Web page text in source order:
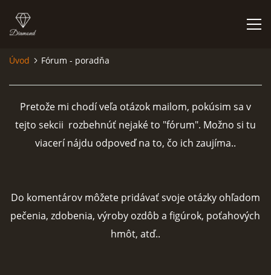
NIEČO O MNE A MOJEJ ZÁĽUBE
FÓRUM - PORADŇA
NAJČASTEJŠIE OTÁZKY
Úvod Fórum - poradňa
Pretože mi chodí veľa otázok mailom, pokúsim sa v
tejto sekcii rozbehnúť nejaké to "fórum". Možno si tu
viacerí nájdu odpoveď na to, čo ich zaujíma..
Do komentárov môžete pridávať svoje otázky ohľadom
pečenia, zdobenia, výroby ozdôb a figúrok, poťahových
hmôt, atď..